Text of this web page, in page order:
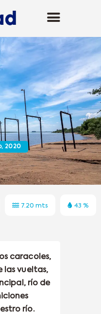
2020
7.20 mts 43 %
caracoles,
las vueltas,
río de
río.